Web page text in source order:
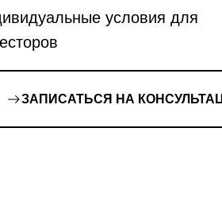
условия для
ЗАПИСАТЬСЯ НА